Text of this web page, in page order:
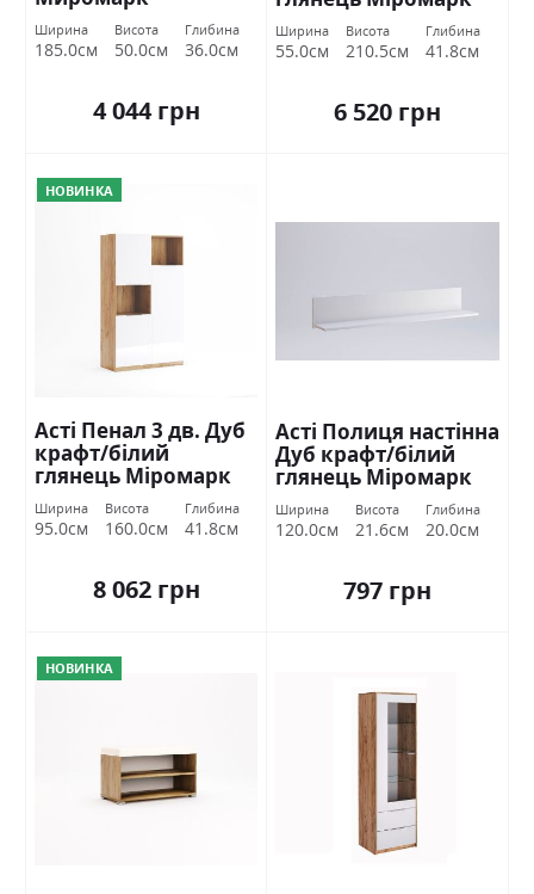
Ширина
185.0см
Висота
50.0см
Глибина
36.0см
4 044 грн
Ширина
55.0см
Висота
210.5см
Глибина
41.8см
6 520 грн
НОВИНКА
Асті Пенал 3 дв. Дуб
крафт/білий
глянець Міромарк
Ширина
95.0см
Висота
160.0см
Глибина
41.8см
8 062 грн
Асті Полиця настінна
Дуб крафт/білий
глянець Міромарк
Ширина
120.0см
Висота
21.6см
Глибина
20.0см
797 грн
НОВИНКА